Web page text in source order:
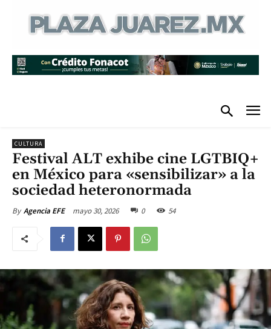
CULTURA
Festival ALT exhibe cine LGTBIQ+
en México para «sensibilizar» a la
sociedad heteronormada
By Agencia EFE mayo 30, 2026 0 54